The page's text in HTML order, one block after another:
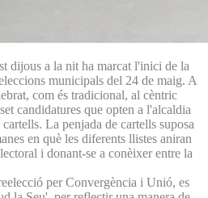
dijous a la nit ha marcat l'inici de la
municipals del 24 de maig. A
com és tradicional, al cèntric
candidatures que opten a l'alcaldia
La penjada de cartells suposa
en què les diferents llistes aniran
i donant-se a conèixer entre la
per Convergència i Unió, es